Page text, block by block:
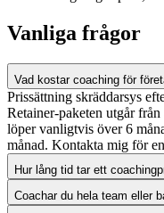
Vanliga frågor
Vad kostar coaching för
Prissättning skräddarsys
Retainer-paketen utgår från
löper vanligtvis över 6
månad. Kontakta mig för
Hur lång tid tar ett
Coachar du hela team eller